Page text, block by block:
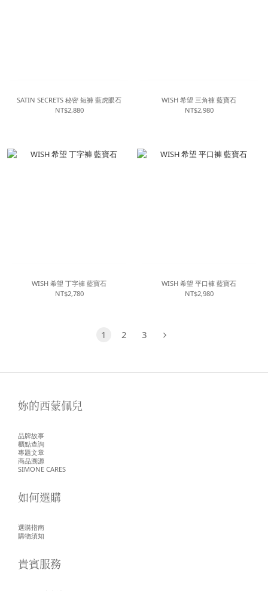
SATIN SECRETS 秘密 短褲 藍虎眼石
NT$2,880
WISH 希望 三角褲 藍寶石
NT$2,980
WISH 希望 丁字褲 藍寶石
NT$2,780
WISH 希望 平口褲 藍寶石
NT$2,980
1 2 3
妳的西蒙佩兒
品牌故事
櫃點查詢
專題文章
商品溯源
SIMONE CARES
如何選購
選購指南
購物須知
貴賓服務